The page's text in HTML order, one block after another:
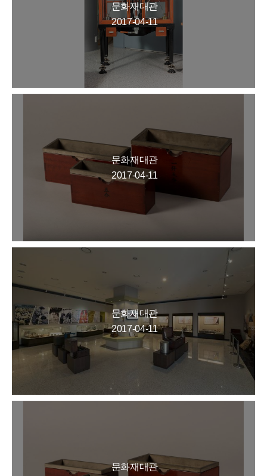
문화재대관
2017-04-11
문화재대관
2017-04-11
문화재대관
2017-04-11
문화재대관